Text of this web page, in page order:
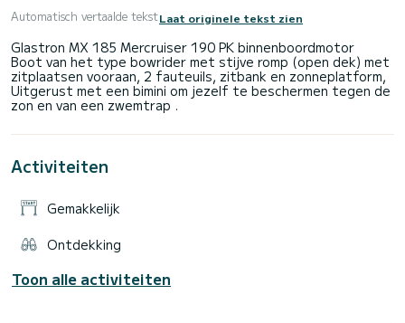
Automatisch vertaalde tekstLaat originele tekst zien
Glastron MX 185 Mercruiser 190 PK binnenboordmotor
Boot van het type bowrider met stijve romp (open dek) met
zitplaatsen vooraan, 2 fauteuils, zitbank en zonneplatform,
Uitgerust met een bimini om jezelf te beschermen tegen de
Activiteiten
Gemakkelijk
Ontdekking
Toon alle activiteiten